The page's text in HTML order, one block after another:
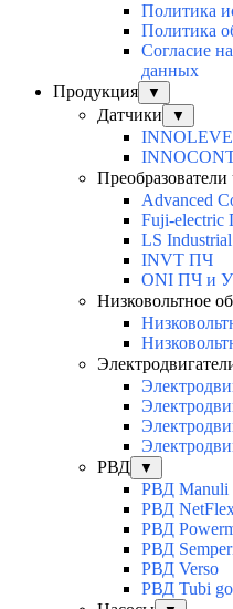
Политика
Политика
Согласие
данных
Продукция
▼
Датчики ▼
Преобразователи
Advanced
Fuji-electric
LS
INVT ПЧ
ONI ПЧ и
Низковольтное
РВД
▼
РВД Manuli
РВД
РВД
РВД
РВД Verso
РВД Tubi